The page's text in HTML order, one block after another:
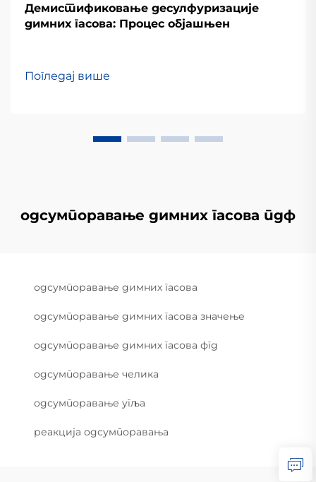
Демистификовање десулфуризације
димних гасова: Процес објашњен
Погледај више
одсумпоравање димних гасова пдф
одсумпоравање димних гасова
одсумпоравање димних гасова значење
одсумпоравање димних гасова фгд
одсумпоравање челика
одсумпоравање угља
реакција одсумпоравања